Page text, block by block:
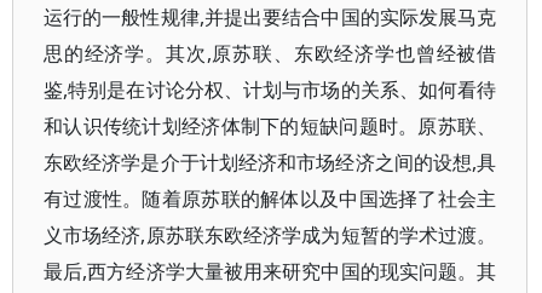
运行的一般性规律,并提出要结合中国的实际发展马克
思的经济学。其次,原苏联、东欧经济学也曾经被借
鉴,特别是在讨论分权、计划与市场的关系、如何看待
和认识传统计划经济体制下的短缺问题时。原苏联、
东欧经济学是介于计划经济和市场经济之间的设想,具
有过渡性。随着原苏联的解体以及中国选择了社会主
义市场经济,原苏联东欧经济学成为短暂的学术过渡。
最后,西方经济学大量被用来研究中国的现实问题。其